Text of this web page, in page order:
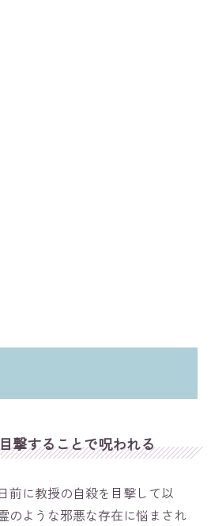
撃することで呪われる
前に教授の自殺を目撃して以
のような邪悪な存在に悩まされ